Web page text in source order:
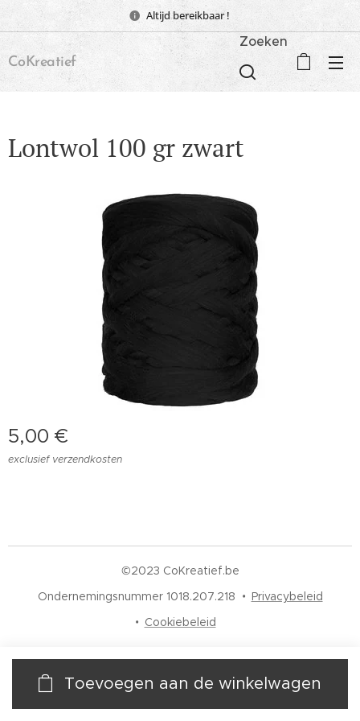
Altijd bereikbaar !
CoKreatief
Zoeken
Lontwol 100 gr zwart
5,00 €
exclusief verzendkosten
Toevoegen aan de winkelwagen
©2023 CoKreatief.be
Ondernemingsnummer 1018.207.218
Privacybeleid
Cookiebeleid